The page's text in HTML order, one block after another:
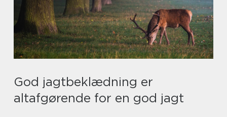
God jagtbeklædning er
altafgørende for en god jagt